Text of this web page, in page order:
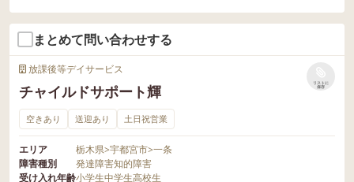
まとめて問い合わせする
放課後等デイサービス
チャイルドサポート輝
リストに
保存
空きあり 送迎あり 土日祝営業
エリア 栃木県>宇都宮市>一条
障害種別
発達障害知的障害
受け入れ年齢小学生中学生高校生